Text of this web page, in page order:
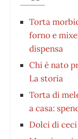
Torta
forno e
dispensa
Chi è nato
La storia
Torta di
a casa:
Dolci di